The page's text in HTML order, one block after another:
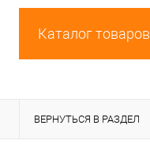
Каталог товаров
ВЕРНУТЬСЯ В РАЗДЕЛ